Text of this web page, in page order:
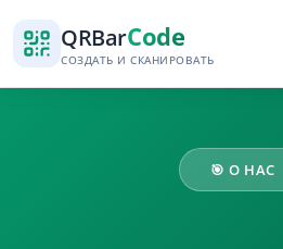
QRBarCode
СОЗДАТЬ И СКАНИРОВАТЬ
🎯 О НАС